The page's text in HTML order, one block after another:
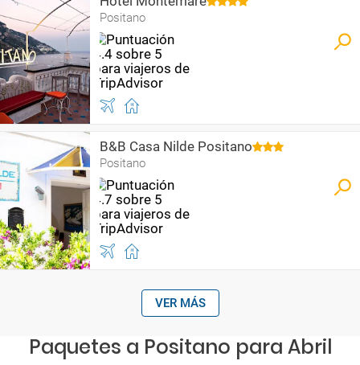
Positano
B&B Casa Nilde Positano
Positano
VER MÁS
Paquetes a Positano para Abril